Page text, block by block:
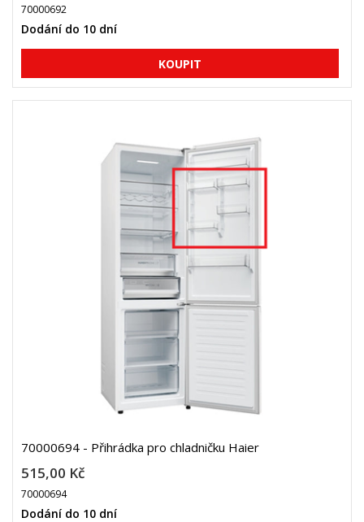
70000692
Dodání do 10 dní
70000694 - Přihrádka pro chladničku Haier
515,00 Kč
70000694
Dodání do 10 dní